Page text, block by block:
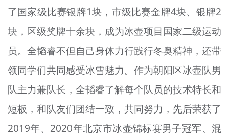
了国家级比赛银牌1块，市级比赛金牌4块、银牌2
块，区级奖牌十余块，成为冰壶项目国家二级运动
员。全韬睿不但自己身体力行践行冬奥精神，还带
领同学们共同感受冰雪魅力。作为朝阳区冰壶队男
队主力兼队长，全韬睿了解每个队员的技术特长和
短板，和队友们团结一致，共同努力，先后荣获了
2019年、2020年北京市冰壶锦标赛男子冠军、混